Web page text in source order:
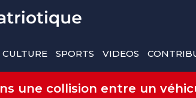
CULTURE SPORTS VIDEOS
une collision entre un